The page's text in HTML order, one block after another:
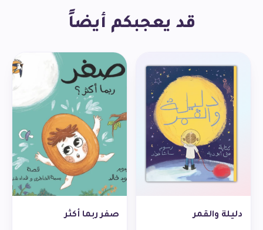
قد يعجبكم أيضاً
دليلة والقمر صفر ربما أكثر